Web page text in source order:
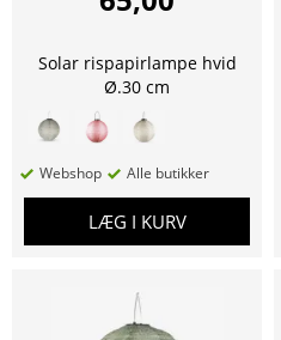
Solar rispapirlampe hvid
Ø.30 cm
Webshop Alle butikker
LÆG I KURV